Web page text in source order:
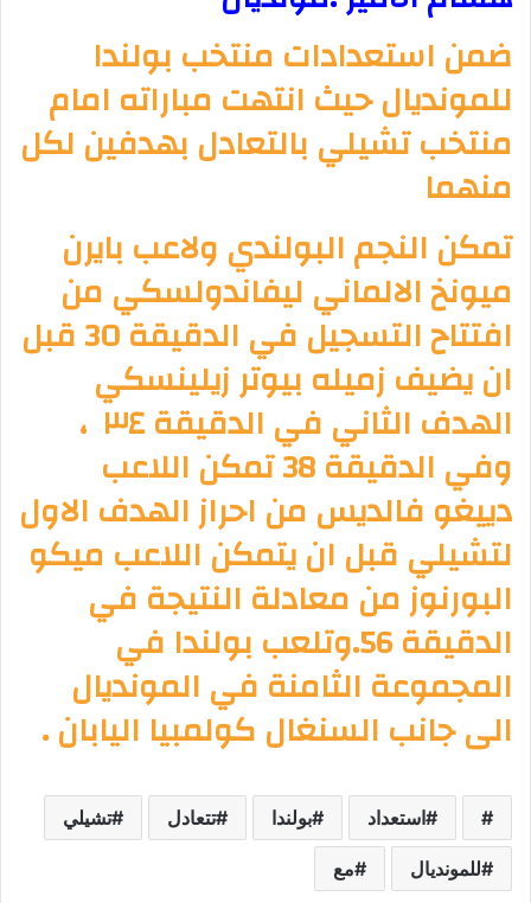
ضمن استعدادات منتخب بولندا
للمونديال حيث انتهت مباراته امام
منتخب تشيلي بالتعادل بهدفين لكل
منهما
تمكن النجم البولندي ولاعب بايرن
ميونخ الالماني ليفاندولسكي​ من
افتتاح التسجيل في الدقيقة 30 قبل
ان يضيف زميله بيوتر زيلينسكي
الهدف الثاني في الدقيقة ٣٤ ،
وفي الدقيقة 38 تمكن اللاعب
دييغو فالديس من احراز الهدف الاول
لتشيلي قبل ان يتمكن اللاعب ميكو
البورنوز من معادلة النتيجة في
الدقيقة 56.وتلعب بولندا في
المجموعة الثامنة في المونديال
الى جانب السنغال كولمبيا اليابان .
استعداد بولندا تتعادل تشيلي
للمونديال مع